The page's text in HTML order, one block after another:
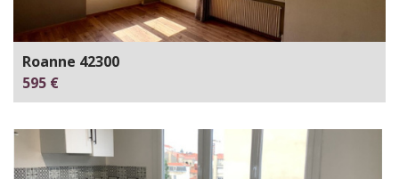
Roanne 42300
595 €